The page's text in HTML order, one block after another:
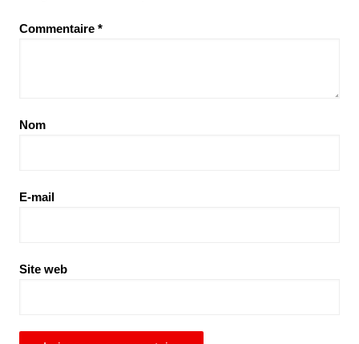
Commentaire *
Nom
E-mail
Site web